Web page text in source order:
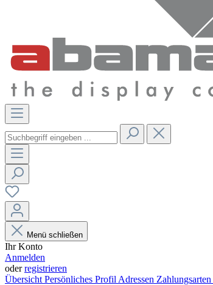
Menü schließen
Ihr Konto
Anmelden
oderregistrieren
Übersicht Persönliches Profil Adressen Zahlungsarten